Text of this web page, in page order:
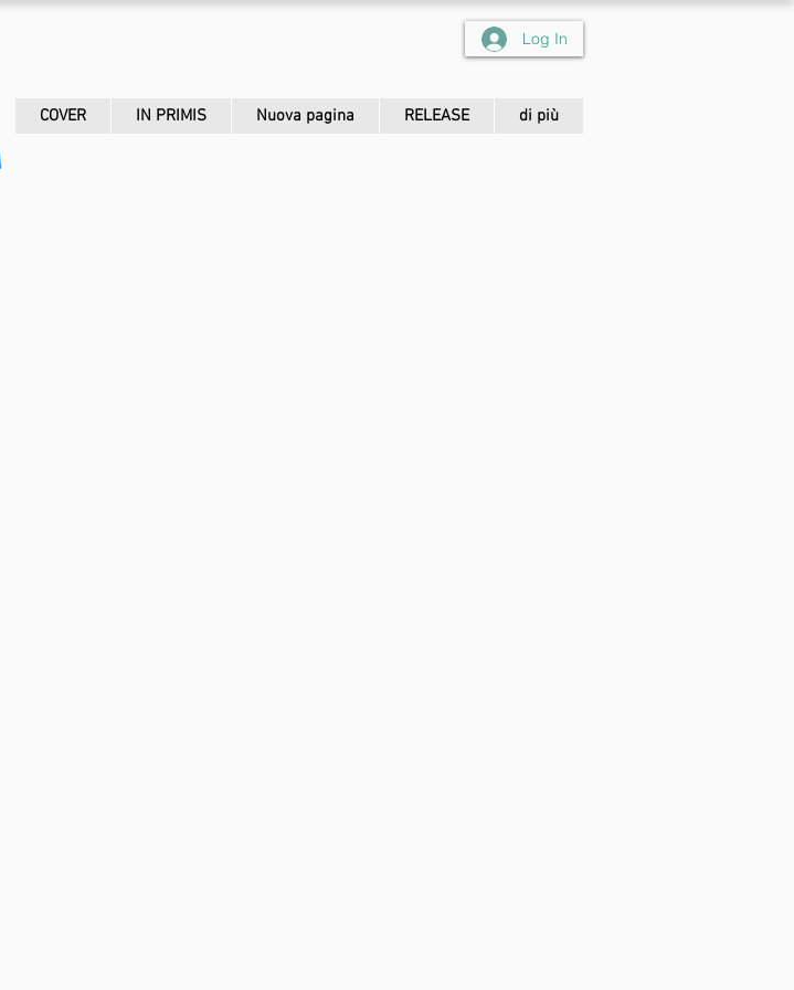
Log In
COVER IN PRIMIS Nuova pagina RELEASE di più